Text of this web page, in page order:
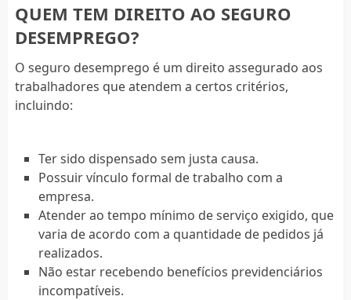
QUEM TEM DIREITO AO SEGURO
DESEMPREGO?
O seguro desemprego é um direito assegurado aos
trabalhadores que atendem a certos critérios,
incluindo:
Ter sido dispensado sem justa causa.
Possuir vínculo formal de trabalho com a
empresa.
Atender ao tempo mínimo de serviço exigido, que
varia de acordo com a quantidade de pedidos já
realizados.
Não estar recebendo benefícios previdenciários
incompatíveis.